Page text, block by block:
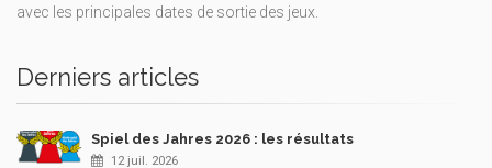
avec les principales dates de sortie des jeux.
Derniers articles
Spiel des Jahres 2026 : les résultats
12 juil. 2026